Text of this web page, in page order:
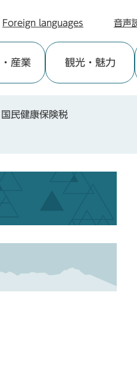
Foreign languages 音声
・産業 観光・魅力
国民健康保険税